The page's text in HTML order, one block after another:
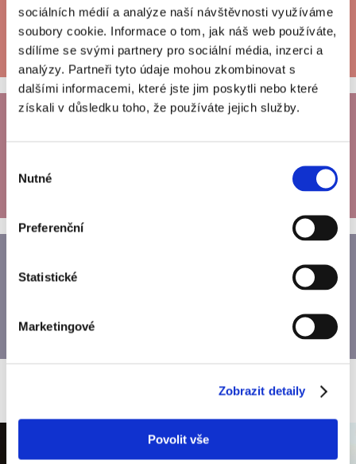
sociálních médií a analýze naší návštěvnosti využíváme
soubory cookie. Informace o tom, jak náš web používáte,
sdílíme se svými partnery pro sociální média, inzerci a
analýzy. Partneři tyto údaje mohou zkombinovat s
dalšími informacemi, které jste jim poskytli nebo které
získali v důsledku toho, že používáte jejich služby.
souhlasu
Nutné
Preferenční
Statistické
Marketingové
Zobrazit detaily
Povolit vše
2 SPUSTIT ÚKOLY 2. LEKCE
3
Ať žije recyklace
4